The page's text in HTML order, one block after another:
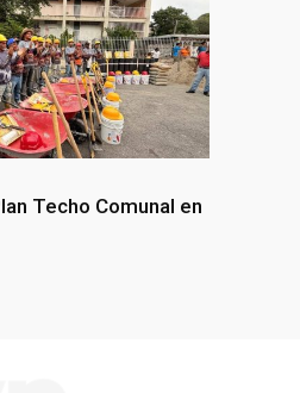
Techo Comunal en